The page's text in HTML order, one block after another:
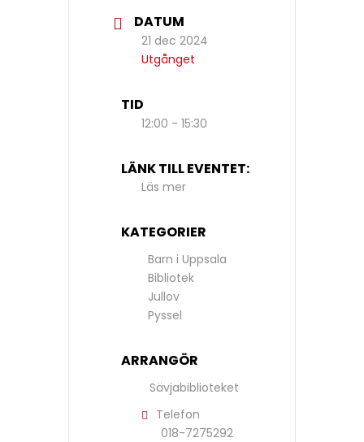
DATUM
21 dec 2024
Utgånget
TID
12:00 - 15:30
LÄNK TILL EVENTET:
Läs mer
KATEGORIER
Barn i Uppsala
Bibliotek
Jullov
Pyssel
ARRANGÖR
Sävjabiblioteket
Telefon
018-7275292